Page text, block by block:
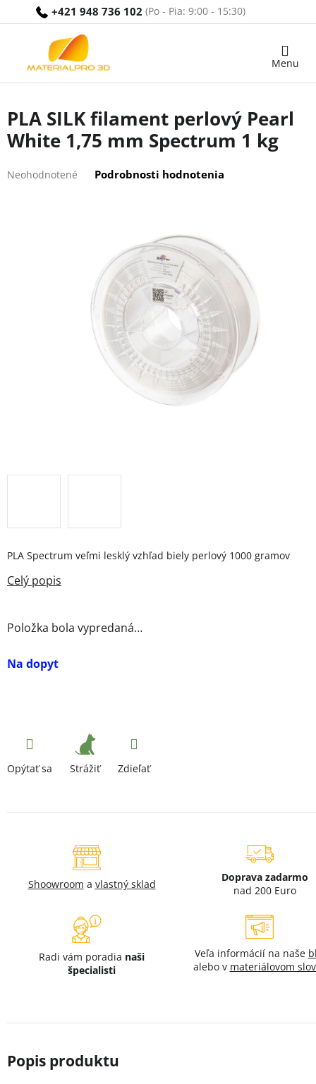
+421 948 736 102
Nákupný
PLA SILK filament perlový Pearl
White 1,75 mm Spectrum 1 kg
hodnotenie
Neohodnotené Podrobnosti hodnotenia
Na dopyt
Položka bola vypredaná…
PLA Spectrum veľmi lesklý vzhľad biely perlový 1000 gramov
Opýtať sa Strážiť Zdieľať
Shoowroom a vlastný sklad
Doprava zadarmo
nad 200 Euro
Radi vám poradia naši
špecialisti
Veľa informácií na naše
alebo v materiálovom